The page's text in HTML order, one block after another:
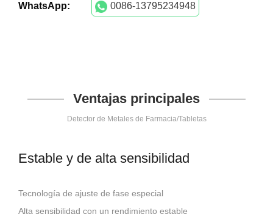
WhatsApp: 0086-13795234948
Ventajas principales
Detector de Metales de Farmacia/Tabletas
Estable y de alta sensibilidad
Tecnología de ajuste de fase especial
Alta sensibilidad con un rendimiento estable